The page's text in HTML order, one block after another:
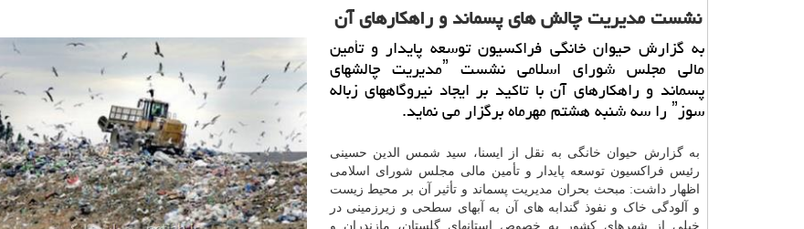
نشست مدیریت چالش های پسماند و راهكارهای آن
به گزارش حیوان خانگی فراكسیون توسعه پایدار و تأمین
مالی مجلس شورای اسلامی نشست ˮمدیریت چالشهای
پسماند و راهكارهای آن با تاكید بر ایجاد نیروگاههای زباله
سوزˮ را سه شنبه هشتم مهرماه برگزار می نماید.
به گزارش حیوان خانگی به نقل از ایسنا، سید شمس الدین حسینی
رئیس فراکسیون توسعه پایدار و تأمین مالی مجلس شورای اسلامی
اظهار داشت: مبحث بحران مدیریت پسماند و تأثیر آن بر محیط زیست
و آلودگی خاک و نفوذ گندابه های آن به آبهای سطحی و زیرزمینی در
خیلی از شهرهای کشور به خصوص استانهای گلستان، مازندران و